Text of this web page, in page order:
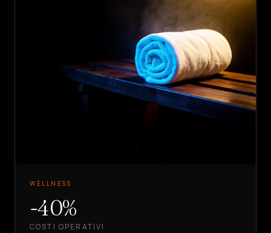
WELLNESS
-40%
COSTI OPERATIVI